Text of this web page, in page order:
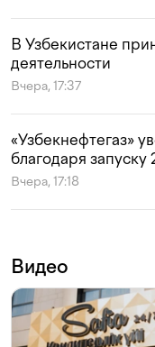
В Узбекистане
деятельности
Вчера, 17:37
«Узбекнефтегаз»
благодаря запуску
Вчера, 17:18
Видео